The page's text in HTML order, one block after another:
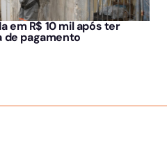
em R$ 10 mil após ter
de pagamento